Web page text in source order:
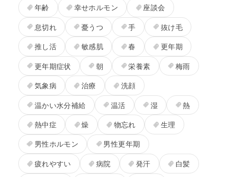
年齢
幸せホルモン
座談会
息切れ
憂うつ 手
抜け毛
推し活
敏感肌 春
更年期
更年期症状
朝 栄養素
梅雨
気象病
治療
洗顔
温かい水分補給
温活 湿
熱
熱中症
燥 物忘れ
生理
男性ホルモン
男性更年期
疲れやすい
病院 発汗
白髪